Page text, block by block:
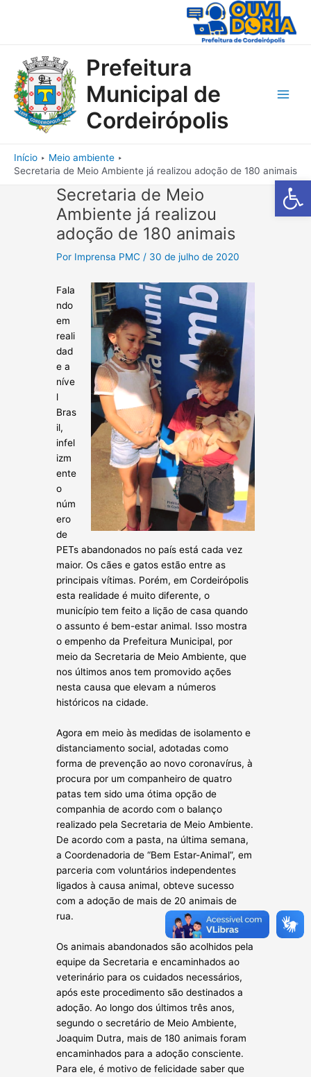
Barra de
Prefeitura
Municipal de
Cordeirópolis
Início
Meio ambiente
Secretaria de Meio Ambiente já realizou adoção de 180 animais
Secretaria de Meio
Ambiente já realizou
adoção de 180 animais
Por Imprensa PMC / 30 de julho de 2020
Fala
ndo
em
reali
dad
e a
níve
l
Bras
il,
infel
izm
ente
o
núm
ero
de
PETs abandonados no país está cada vez
maior. Os cães e gatos estão entre as
principais vítimas. Porém, em Cordeirópolis
esta realidade é muito diferente, o
município tem feito a lição de casa quando
o assunto é bem-estar animal. Isso mostra
o empenho da Prefeitura Municipal, por
meio da Secretaria de Meio Ambiente, que
nos últimos anos tem promovido ações
nesta causa que elevam a números
históricos na cidade.
Agora em meio às medidas de isolamento e
distanciamento social, adotadas como
forma de prevenção ao novo coronavírus, à
procura por um companheiro de quatro
patas tem sido uma ótima opção de
companhia de acordo com o balanço
realizado pela Secretaria de Meio Ambiente.
De acordo com a pasta, na última semana,
a Coordenadoria de “Bem Estar-Animal”, em
parceria com voluntários independentes
ligados à causa animal, obteve sucesso
com a adoção de mais de 20 animais de
rua.
Os animais abandonados são acolhidos pela
equipe da Secretaria e encaminhados ao
veterinário para os cuidados necessários,
após este procedimento são destinados a
adoção. Ao longo dos últimos três anos,
segundo o secretário de Meio Ambiente,
Joaquim Dutra, mais de 180 animais foram
encaminhados para a adoção consciente.
Para ele, é motivo de felicidade saber que